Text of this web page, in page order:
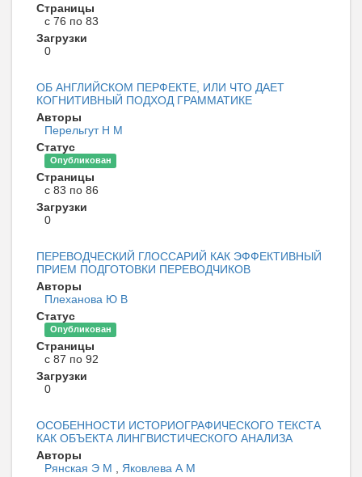
Страницы
с 76 по 83
Загрузки
0
ОБ АНГЛИЙСКОМ ПЕРФЕКТЕ, ИЛИ ЧТО ДАЕТ
КОГНИТИВНЫЙ ПОДХОД ГРАММАТИКЕ
Авторы
Перельгут Н М
Статус
Опубликован
Страницы
с 83 по 86
Загрузки
0
ПЕРЕВОДЧЕСКИЙ ГЛОССАРИЙ КАК ЭФФЕКТИВНЫЙ
ПРИЕМ ПОДГОТОВКИ ПЕРЕВОДЧИКОВ
Авторы
Плеханова Ю В
Статус
Опубликован
Страницы
с 87 по 92
Загрузки
0
ОСОБЕННОСТИ ИСТОРИОГРАФИЧЕСКОГО ТЕКСТА
КАК ОБЪЕКТА ЛИНГВИСТИЧЕСКОГО АНАЛИЗА
Авторы
Рянская Э М
Яковлева А М